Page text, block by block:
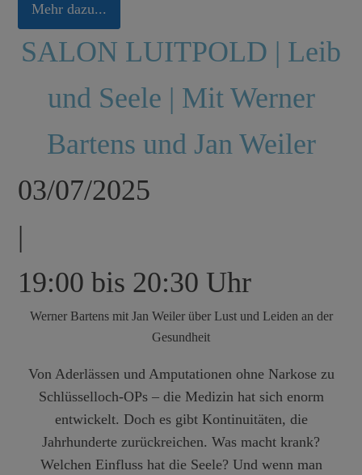
Mehr dazu...
SALON LUITPOLD | Leib
und Seele | Mit Werner
Bartens und Jan Weiler
03/07/2025
|
19:00 bis 20:30 Uhr
Werner Bartens mit Jan Weiler über Lust und Leiden an der
Gesundheit
Von Aderlässen und Amputationen ohne Narkose zu
Schlüsselloch-OPs – die Medizin hat sich enorm
entwickelt. Doch es gibt Kontinuitäten, die
Jahrhunderte zurückreichen. Was macht krank?
Welchen Einfluss hat die Seele? Und wenn man